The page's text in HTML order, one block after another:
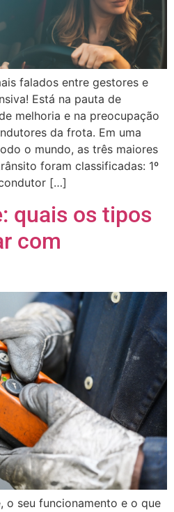
falados entre gestores e
Está na pauta de
melhoria e na preocupação
da frota. Em uma
o mundo, as três maiores
foram classificadas: 1º
[…]
quais os tipos
com
o seu funcionamento e o que